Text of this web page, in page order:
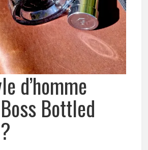
d’homme
Bottled